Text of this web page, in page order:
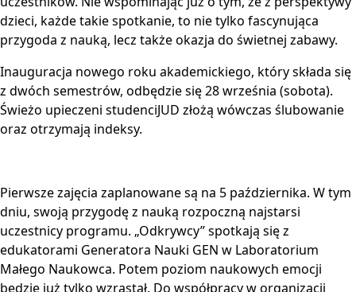
dzieci, każde takie spotkanie, to nie tylko fascynująca
przygoda z nauką, lecz także okazja do świetnej zabawy.
Inauguracja nowego roku akademickiego, który składa się
z dwóch semestrów, odbędzie się 28 września (sobota).
Świeżo upieczeni studenciJUD złożą wówczas ślubowanie
oraz otrzymają indeksy.
Pierwsze zajęcia zaplanowane są na 5 października. W tym
dniu, swoją przygodę z nauką rozpoczną najstarsi
uczestnicy programu. „Odkrywcy” spotkają się z
edukatorami Generatora Nauki GEN w Laboratorium
Małego Naukowca. Potem poziom naukowych emocji
będzie już tylko wzrastał. Do współpracy w organizacji